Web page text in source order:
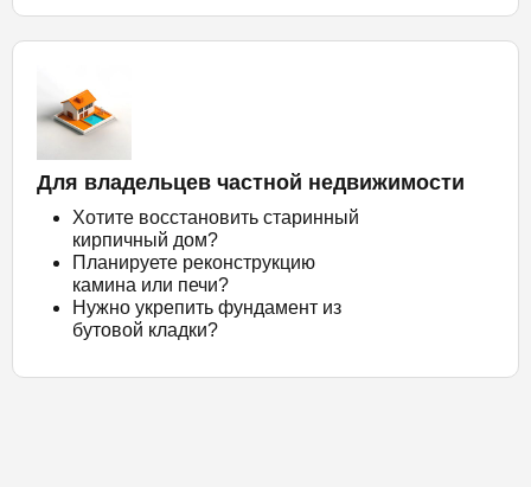
Для владельцев частной недвижимости
Хотите восстановить старинный
кирпичный дом?
Планируете реконструкцию
камина или печи?
Нужно укрепить фундамент из
бутовой кладки?